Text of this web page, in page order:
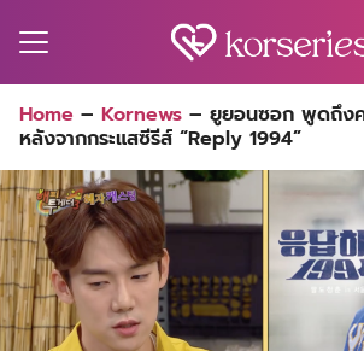
for:
Home – Kornews – ยูยอนซอก พูดถึง
หลังจากกระแสซีรีส์ “Reply 1994”